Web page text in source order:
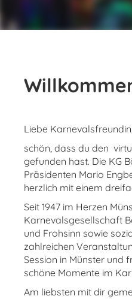
Liebe
schön, dass du den
gefunden hast. Die KG
Präsidenten Mario
herzlich mit einem
Seit 1947 im Herzen
Karnevalsgesellschaft
und Frohsinn sowie
zahlreichen
Session in Münster und
schöne Momente im
Am liebsten mit dir